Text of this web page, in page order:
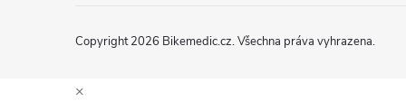
Copyright 2026 Bikemedic.cz. Všechna práva vyhrazena.
×